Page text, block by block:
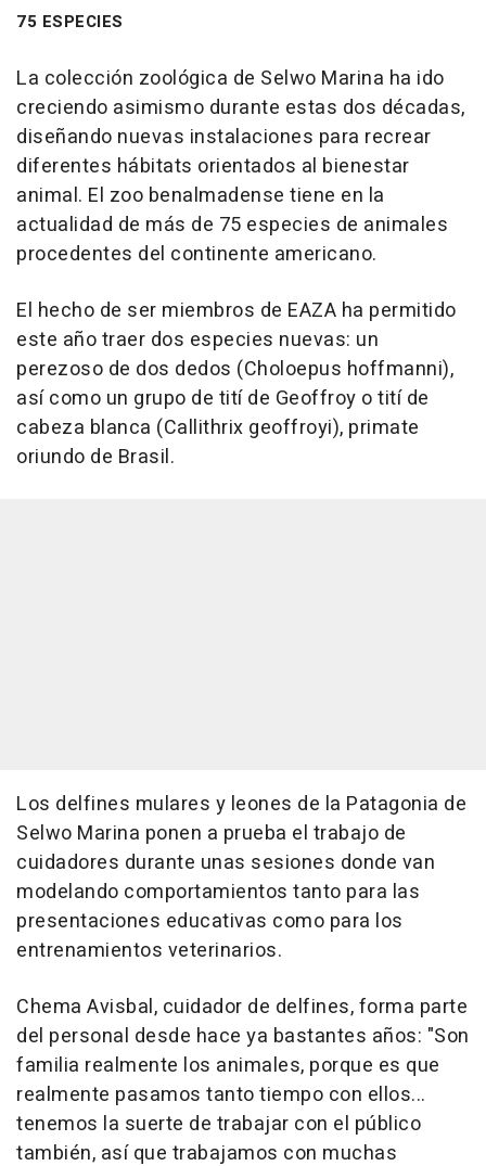
75 ESPECIES
La colección zoológica de Selwo Marina ha ido
creciendo asimismo durante estas dos décadas,
diseñando nuevas instalaciones para recrear
diferentes hábitats orientados al bienestar
animal. El zoo benalmadense tiene en la
actualidad de más de 75 especies de animales
procedentes del continente americano.
El hecho de ser miembros de EAZA ha permitido
este año traer dos especies nuevas: un
perezoso de dos dedos (Choloepus hoffmanni),
así como un grupo de tití de Geoffroy o tití de
cabeza blanca (Callithrix geoffroyi), primate
oriundo de Brasil.
Los delfines mulares y leones de la Patagonia de
Selwo Marina ponen a prueba el trabajo de
cuidadores durante unas sesiones donde van
modelando comportamientos tanto para las
presentaciones educativas como para los
entrenamientos veterinarios.
Chema Avisbal, cuidador de delfines, forma parte
del personal desde hace ya bastantes años: "Son
familia realmente los animales, porque es que
realmente pasamos tanto tiempo con ellos...
tenemos la suerte de trabajar con el público
también, así que trabajamos con muchas